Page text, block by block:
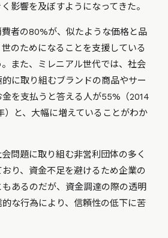
影響を及ぼすようになってきた。
者の80%が、似たような価格と品
のためになることを支援している
また、ミレニアル世代では、社会
に取り組むブランドの商品やサー
を支払うと答える人が55%（2014
）と、大幅に増えていることがわか
問題に取り組む非営利団体の多く
り、資金不足を避けるため企業の
あるのだが、資金調達の際の透明
な行為により、信頼性の低下に苦